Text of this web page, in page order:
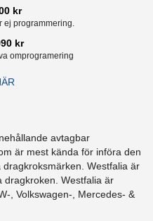
kr
ej programmering.
kr
omprogramering
avtagbar
är mest kända för införa den
Westfalia är
dragkroken. Westfalia är
, Volkswagen-, Mercedes- &